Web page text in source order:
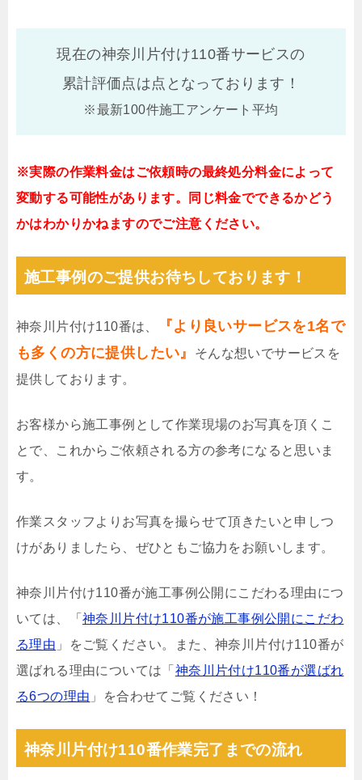
現在の神奈川片付け110番サービスの
累計評価点は点となっております！
※最新100件施工アンケート平均
※実際の作業料金はご依頼時の最終処分料金によって
変動する可能性があります。同じ料金でできるかどう
かはわかりかねますのでご注意ください。
施工事例のご提供お待ちしております！
神奈川片付け110番は、
『より良いサービスを1名で
も多くの方に提供したい』
そんな想いでサービスを
提供しております。
お客様から施工事例として作業現場のお写真を頂くこ
とで、これからご依頼される方の参考になると思いま
す。
作業スタッフよりお写真を撮らせて頂きたいと申しつ
けがありましたら、ぜひともご協力をお願いします。
神奈川片付け110番が施工事例公開にこだわる理由につ
いては、「 神奈川片付け110番が施工事例公開にこだわ
る理由 」をご覧ください。また、神奈川片付け110番が
選ばれる理由については「 神奈川片付け110番が選ばれ
る6つの理由 」を合わせてご覧ください！
神奈川片付け110番作業完了までの流れ